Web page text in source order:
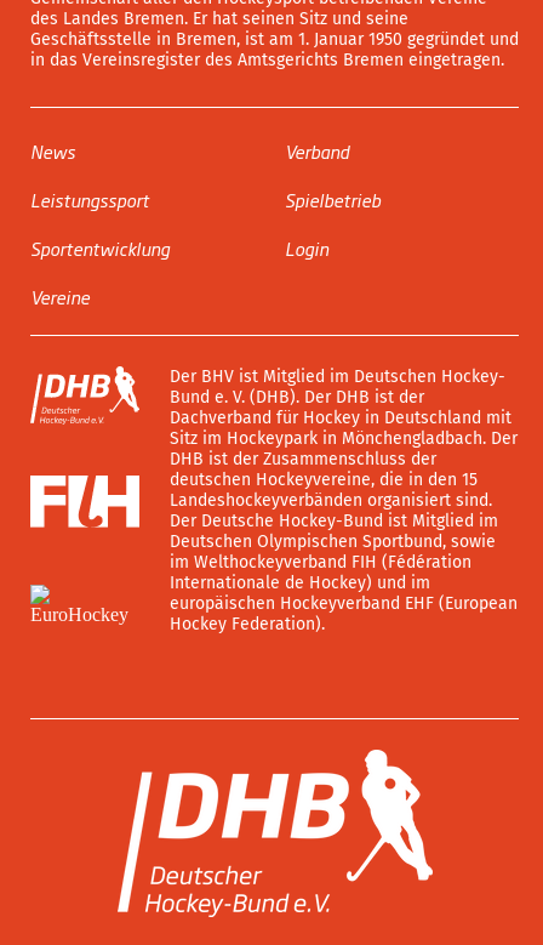
des Landes Bremen. Er hat seinen Sitz und seine
Geschäftsstelle in Bremen, ist am 1. Januar 1950 gegründet und
in das Vereinsregister des Amtsgerichts Bremen eingetragen.
News
Leistungssport
Sportentwicklung
Vereine
Verband
Spielbetrieb
Login
Der BHV ist Mitglied im Deutschen Hockey-
Bund e. V. (DHB). Der DHB ist der
Dachverband für Hockey in Deutschland mit
Sitz im Hockeypark in Mönchengladbach. Der
DHB ist der Zusammenschluss der
deutschen Hockeyvereine, die in den 15
Landeshockeyverbänden organisiert sind.
Der Deutsche Hockey-Bund ist Mitglied im
Deutschen Olympischen Sportbund, sowie
im Welthockeyverband FIH (Fédération
Internationale de Hockey) und im
europäischen Hockeyverband EHF (European
Hockey Federation).